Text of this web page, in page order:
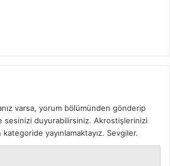
varsa, yorum bölümünden gönderip
sesinizi duyurabilirsiniz. Akrostişlerinizi
yayınlamaktayız. Sevgiler.